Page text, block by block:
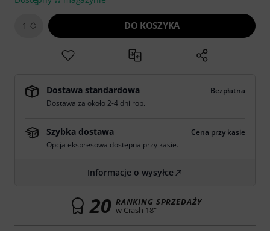
1 DO KOSZYKA
Dostawa standardowa
Bezpłatna
Dostawa za około 2-4 dni rob.
Szybka dostawa
Cena przy kasie
Opcja ekspresowa dostępna przy kasie.
Informacje o wysyłce
20 RANKING SPRZEDAŻY
w Crash 18"